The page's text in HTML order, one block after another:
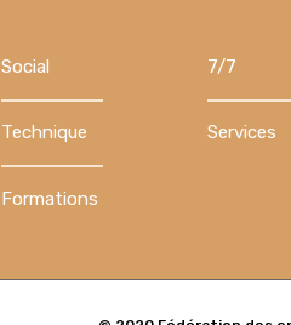
Social 7/7
Technique Services
Formations